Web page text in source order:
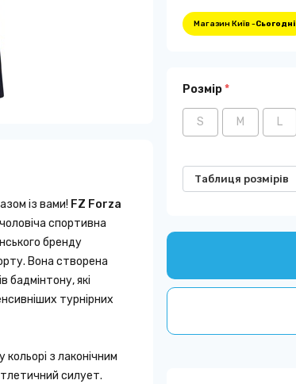
із вами! FZ Forza
спортивна
бренду
Вона створена
бадмінтону, які
турнірних
з лаконічним
силует.
Магазин Київ -Сьогодні
Розмір*
S M L
Таблиця розмірів